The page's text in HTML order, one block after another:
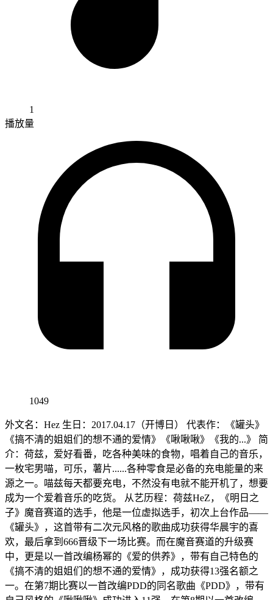
1
播放量
1049
外文名：Hez 生日：2017.04.17（开博日） 代表作：《罐头》
《搞不清的姐姐们的想不通的爱情》《啾啾啾》《我的...》 简
介：荷兹，爱好看番，吃各种美味的食物，唱着自己的音乐，
一枚宅男喵，可乐，薯片......各种零食是必备的充电能量的来
源之一。喵兹每天都要充电，不然没有电就不能开机了，想要
成为一个爱着音乐的吃货。 从艺历程：荷兹HeZ，《明日之
子》魔音赛道的选手，他是一位虚拟选手，初次上台作品——
《罐头》，这首带有二次元风格的歌曲成功获得华晨宇的喜
欢，最后拿到666晋级下一场比赛。而在魔音赛道的升级赛
中，更是以一首改编杨幂的《爱的供养》，带有自己特色的
《搞不清的姐姐们的想不通的爱情》，成功获得13强名额之
一。在第7期比赛以一首改编PDD的同名歌曲《PDD》，带有